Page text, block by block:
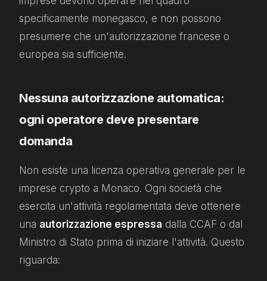
specificamente monegasco, e non possono
presumere che un'autorizzazione francese o
europea sia sufficiente.
Nessuna autorizzazione automatica:
ogni operatore deve presentare
domanda
Non esiste una licenza operativa generale per le
imprese crypto a Monaco. Ogni società che
esercita un'attività regolamentata deve ottenere
una autorizzazione espressa dalla CCAF o dal
Ministro di Stato prima di iniziare l'attività. Questo
riguarda: